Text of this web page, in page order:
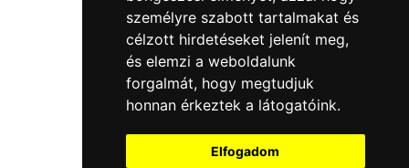
személyre szabott tartalmakat és
célzott hirdetéseket jelenít meg,
és elemzi a weboldalunk
forgalmát, hogy megtudjuk
honnan érkeztek a látogatóink.
Elfogadom